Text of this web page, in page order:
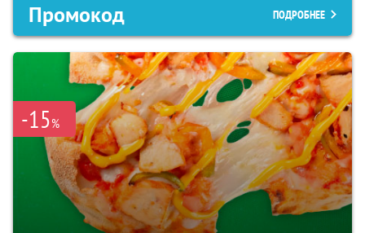
Промокод ПОДРОБНЕЕ
-15%